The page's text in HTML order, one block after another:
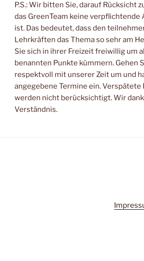
P.S.: Wir bitten Sie, darauf Rücksicht
das GreenTeam keine verpflichtende
ist. Das bedeutet, dass den
Lehrkräften das Thema so sehr am
Sie sich in ihrer Freizeit freiwillig um
benannten Punkte kümmern. Gehen
respektvoll mit unserer Zeit um und
angegebene Termine ein. Verspätete
werden nicht berücksichtigt. Wir
Verständnis.